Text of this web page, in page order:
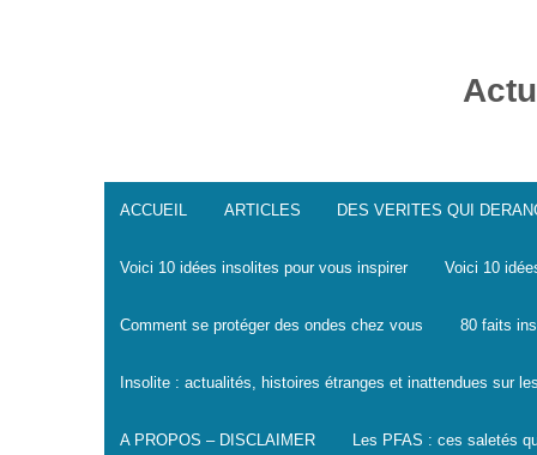
ACCUEIL ARTICLES DES VERITES QUI
Voici 10 idées insolites pour vous inspirer Voici 10
Comment se protéger des ondes chez vous 80 faits
Insolite : actualités, histoires étranges et inattendues sur
A PROPOS – DISCLAIMER Les PFAS : ces saletés